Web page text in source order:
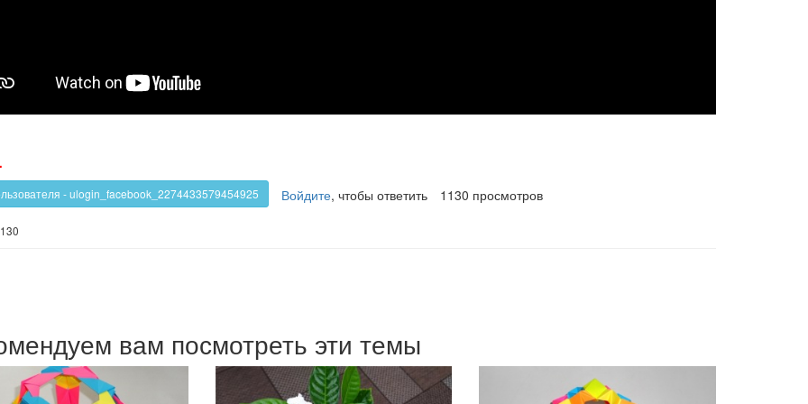
против!
- ulogin_facebook_2274433579454925 Войдите, чтобы ответить 1130 просмотров
вам посмотреть эти темы